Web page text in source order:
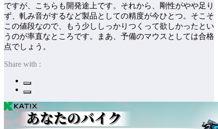
ですが、こちらも開発途上です。それから、剛性がやや足り
ず、軋み音がするなど製品としての精度が今ひとつ。そこそ
この値段なので、もう少ししっかりつくって欲しかったとい
うのが率直なところです。まあ、予備のマウスとしては合格
点でしょう。
Share with :